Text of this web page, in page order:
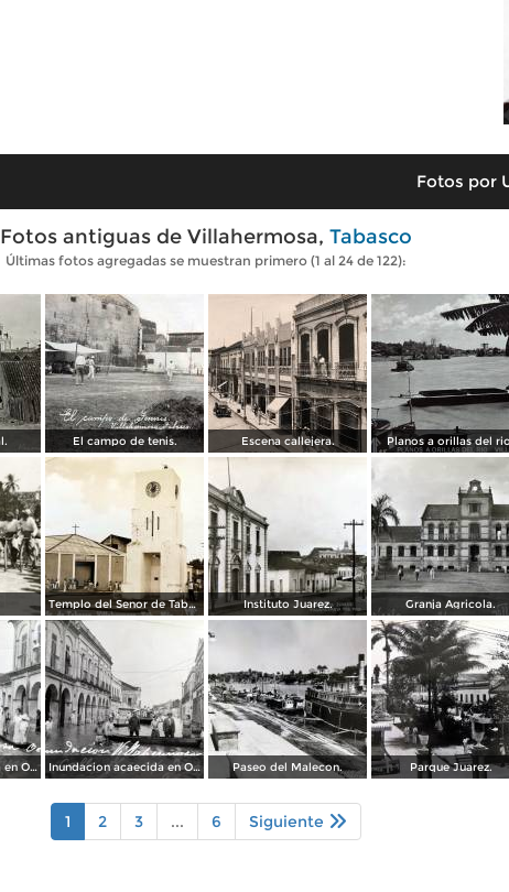
Fotos por
Fotos antiguas de Villahermosa, Tabasco
Últimas fotos agregadas se muestran primero (1 al 24 de 122):
El campo de tenis. Escena callejera. Planos a orillas del
Templo del Senor de Tabasco. Instituto Juarez. Granja Agricola.
Inundacion acaecida en Octubre de 1936 en la Calle 24 de Febrero. Inundacion acaecida en Octubre de 1936 en la Calle Francisco I Madero. Paseo del Malecon. Parque Juarez.
1 2 3 ... 6 Siguiente